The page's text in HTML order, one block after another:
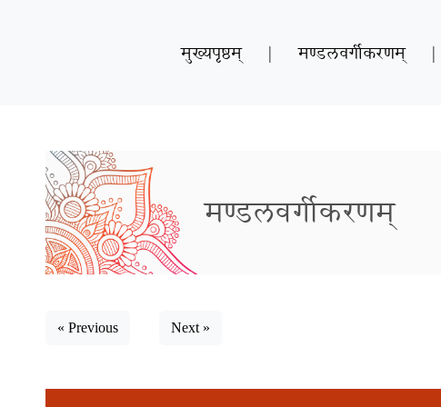
मुख्यपृष्ठम् | मण्डलवर्गीकरणम् |
मण्डलवर्गीकरणम्
« Previous Next »